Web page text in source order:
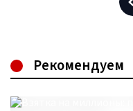
Рекомендуем